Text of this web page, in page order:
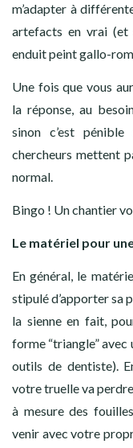
m’adapter à
artefacts en vrai (et
enduit peint gallo-
Une fois que vous
la réponse, au
sinon c’est
chercheurs mettent
normal.
Bingo ! Un chantier
Le matériel pour
En général, le
stipulé d’apporter sa
la sienne en fait,
forme “triangle” avec
outils de dentiste).
votre truelle va
à mesure des
venir avec votre